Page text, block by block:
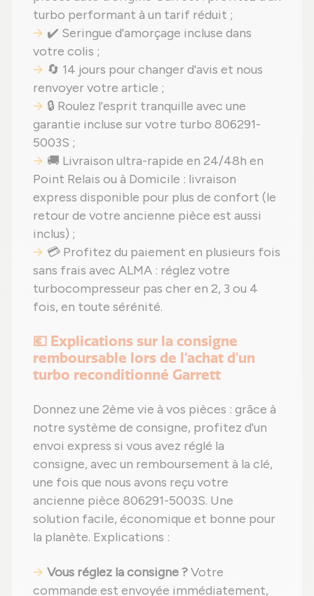
turbo performant à un tarif réduit ;
✔️ Seringue d'amorçage incluse dans
votre colis ;
🔄 14 jours pour changer d'avis et nous
renvoyer votre article ;
🔒 Roulez l'esprit tranquille avec une
garantie incluse sur votre turbo 806291-
5003S ;
🚚 Livraison ultra-rapide en 24/48h en
Point Relais ou à Domicile : livraison
express disponible pour plus de confort (le
retour de votre ancienne pièce est aussi
inclus) ;
💳 Profitez du paiement en plusieurs fois
sans frais avec ALMA : réglez votre
turbocompresseur pas cher en 2, 3 ou 4
fois, en toute sérénité.
💶 Explications sur la consigne
remboursable lors de l'achat d'un
turbo reconditionné Garrett
Donnez une 2ème vie à vos pièces : grâce à
notre système de consigne, profitez d'un
envoi express si vous avez réglé la
consigne, avec un remboursement à la clé,
une fois que nous avons reçu votre
ancienne pièce 806291-5003S. Une
solution facile, économique et bonne pour
la planète. Explications :
Vous réglez la consigne ?Votre
commande est envoyée immédiatement,